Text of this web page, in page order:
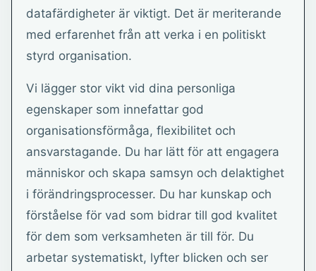
datafärdigheter är viktigt. Det är meriterande
med erfarenhet från att verka i en politiskt
styrd organisation.
Vi lägger stor vikt vid dina personliga
egenskaper som innefattar god
organisationsförmåga, flexibilitet och
ansvarstagande. Du har lätt för att engagera
människor och skapa samsyn och delaktighet
i förändringsprocesser. Du har kunskap och
förståelse för vad som bidrar till god kvalitet
för dem som verksamheten är till för. Du
arbetar systematiskt, lyfter blicken och ser